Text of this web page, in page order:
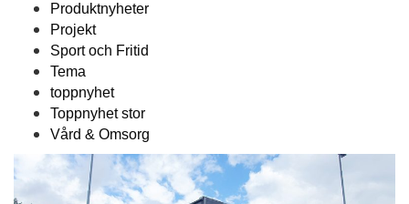
Produktnyheter
Projekt
Sport och Fritid
Tema
toppnyhet
Toppnyhet stor
Vård & Omsorg